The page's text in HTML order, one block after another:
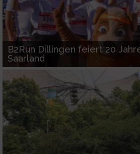
B2Run Dillingen feiert 20
Saarland